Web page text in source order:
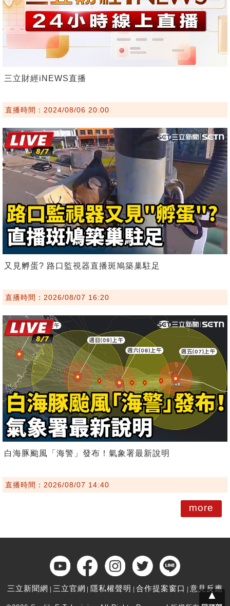
三立財經iNEWS直播
直播時間：2024/08/06 20:00
又見孵蛋? 路口監視器直播斑鳩築巢駐足
直播時間：2026/08/07 16:20
白海豚颱風「海警」發布！氣象署最新說明
直播時間：2026/08/07 14:40
more
三立新聞網 三立官網 隱私權聲明 合作提案窗口 意見反應
▲